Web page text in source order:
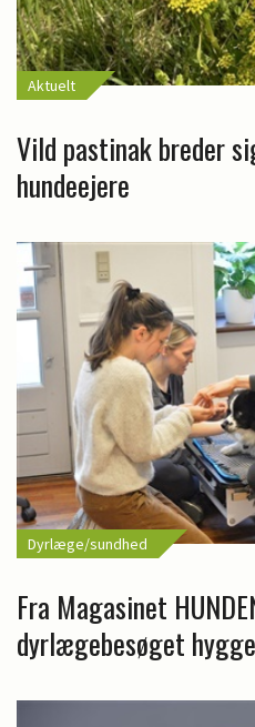
Aktuelt
Vild pastinak breder
hundeejere
Dyrlæge/sundhed
Fra Magasinet
dyrlægebesøget